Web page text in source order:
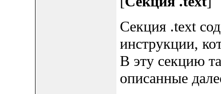
Секция .text
инструкции,
В эту секцию
описанные